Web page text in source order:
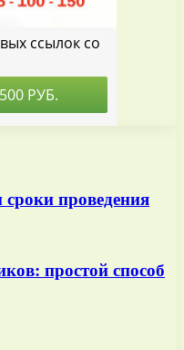
проведения
простой способ